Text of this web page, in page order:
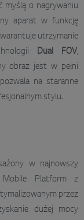
myślą o nagrywaniu
aparat w funkcję
utrzymanie
Dual FOV,
obraz jest w pełni
na staranne
stylu.
w najnowszy
Mobile Platform z
przez
dużej mocy